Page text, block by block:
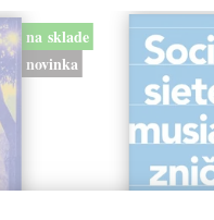
na sklade
novinka